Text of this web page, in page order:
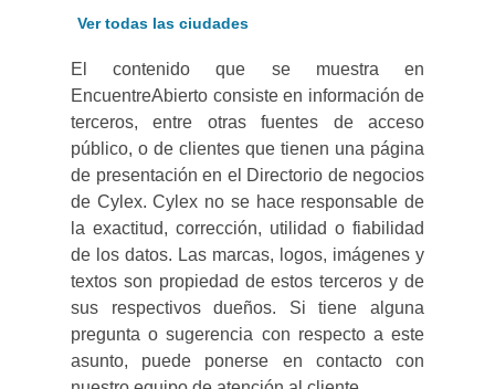
Ver todas las ciudades
El contenido que se muestra en
EncuentreAbierto consiste en información de
terceros, entre otras fuentes de acceso
público, o de clientes que tienen una página
de presentación en el Directorio de negocios
de Cylex. Cylex no se hace responsable de
la exactitud, corrección, utilidad o fiabilidad
de los datos. Las marcas, logos, imágenes y
textos son propiedad de estos terceros y de
sus respectivos dueños. Si tiene alguna
pregunta o sugerencia con respecto a este
asunto, puede ponerse en contacto con